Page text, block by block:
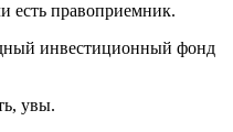
есть правоприемник.
инвестиционный фонд
увы.